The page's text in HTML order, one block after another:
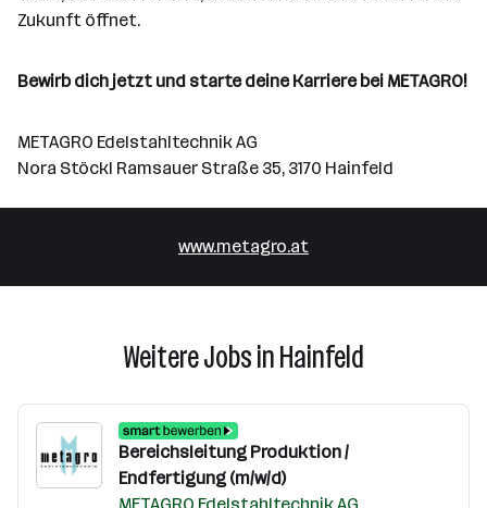
Zukunft öffnet.
Bewirb dich jetzt und starte deine Karriere bei METAGRO!
METAGRO Edelstahltechnik AG
Nora Stöckl Ramsauer Straße 35, 3170 Hainfeld
www.metagro.at
Weitere Jobs in Hainfeld
Bereichsleitung Produktion /
Endfertigung (m/w/d)